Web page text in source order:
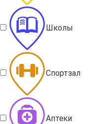
Школы
Спортзал
Аптеки